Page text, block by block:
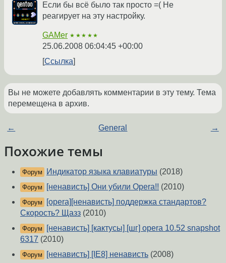
Если бы всё было так просто =( Не
реагирует на эту настройку.
GAMer ★★★★★
25.06.2008 06:04:45 +00:00
Ссылка
Вы не можете добавлять комментарии в эту тему. Тема
перемещена в архив.
← General →
Похожие темы
Форум Индикатор языка клавиатуры (2018)
Форум [ненависть] Они убили Opera!! (2010)
Форум
[opera][ненависть] поддержка стандартов?
Скорость? Щазз (2010)
Форум
[ненависть] [кактусы] [шг] opera 10.52 snapshot
6317 (2010)
Форум [ненависть] [IE8] ненависть (2008)